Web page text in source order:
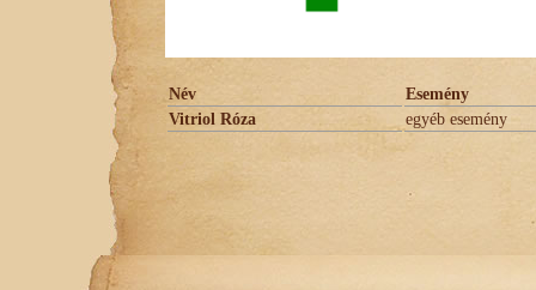
Név
Esemény
Vitriol Róza
egyéb esemény